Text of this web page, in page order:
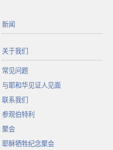
新闻
关于我们
常见问题
与耶和华见证人见面
联系我们
参观伯特利
聚会
耶稣牺牲纪念聚会